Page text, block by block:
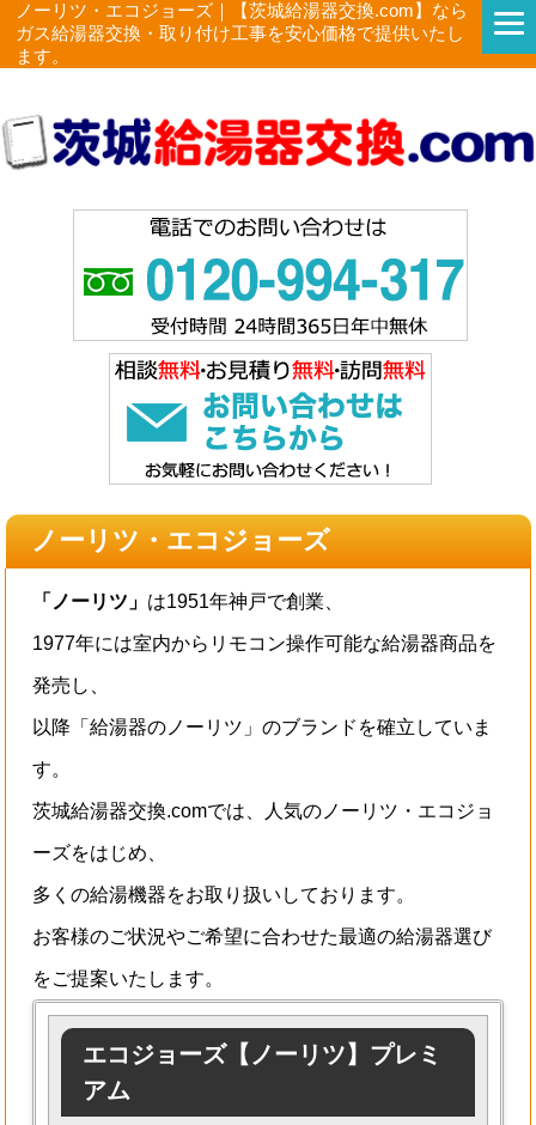
ノーリツ・エコジョーズ｜【茨城給湯器交換.com】なら
ガス給湯器交換・取り付け工事を安心価格で提供いたし
ます。
ノーリツ・エコジョーズ
「ノーリツ」 は1951年神戸で創業、
1977年には室内からリモコン操作可能な給湯器商品を
発売し、
以降「給湯器のノーリツ」のブランドを確立していま
す。
茨城給湯器交換.comでは、人気のノーリツ・エコジョ
ーズをはじめ、
多くの給湯機器をお取り扱いしております。
お客様のご状況やご希望に合わせた最適の給湯器選び
をご提案いたします。
エコジョーズ【ノーリツ】プレミ
アム